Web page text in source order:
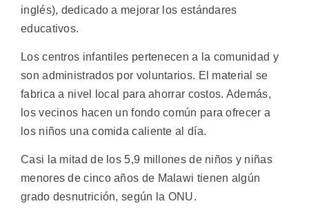
inglés), dedicado a mejorar los estándares
educativos.
Los centros infantiles pertenecen a la comunidad y
son administrados por voluntarios. El material se
fabrica a nivel local para ahorrar costos. Además,
los vecinos hacen un fondo común para ofrecer a
los niños una comida caliente al día.
Casi la mitad de los 5,9 millones de niños y niñas
menores de cinco años de Malawi tienen algún
grado desnutrición, según la ONU.